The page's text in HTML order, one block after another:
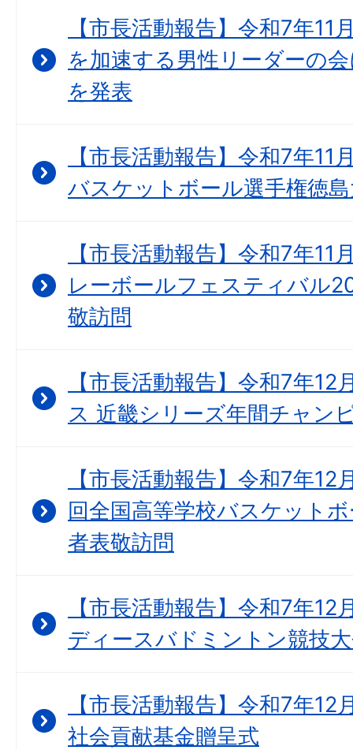
【市長活動報告】令和7年11
を加速する男性リーダーの
を発表
【市長活動報告】令和7年11
バスケットボール選手権徳
【市長活動報告】令和7年
レーボールフェスティバル
敬訪問
【市長活動報告】令和7年
ス 近畿シリーズ年間チャン
【市長活動報告】令和7年
回全国高等学校バスケット
者表敬訪問
【市長活動報告】令和7年
ディースバドミントン競技
【市長活動報告】令和7年
社会貢献基金贈呈式